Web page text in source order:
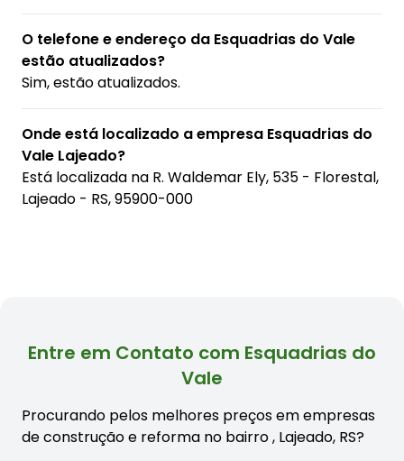
O telefone e endereço da Esquadrias do Vale
estão atualizados?
Sim, estão atualizados.
Onde está localizado a empresa Esquadrias do
Vale Lajeado?
Está localizada na R. Waldemar Ely, 535 - Florestal,
Lajeado - RS, 95900-000
Entre em Contato com Esquadrias do
Vale
Procurando pelos melhores preços em empresas
de construção e reforma no bairro, Lajeado, RS?